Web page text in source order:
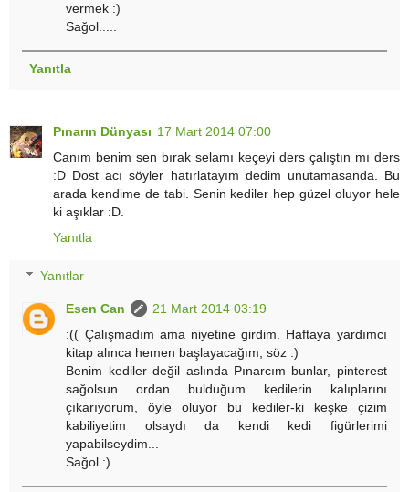
vermek :)
Sağol.....
Yanıtla
Pınarın Dünyası 17 Mart 2014 07:00
Canım benim sen bırak selamı keçeyi ders çalıştın mı ders
:D Dost acı söyler hatırlatayım dedim unutamasanda. Bu
arada kendime de tabi. Senin kediler hep güzel oluyor hele
ki aşıklar :D.
Yanıtla
Yanıtlar
Esen Can
21 Mart 2014 03:19
:(( Çalışmadım ama niyetine girdim. Haftaya yardımcı
kitap alınca hemen başlayacağım, söz :)
Benim kediler değil aslında Pınarcım bunlar, pinterest
sağolsun ordan bulduğum kedilerin kalıplarını
çıkarıyorum, öyle oluyor bu kediler-ki keşke çizim
kabiliyetim olsaydı da kendi kedi figürlerimi
yapabilseydim...
Sağol :)